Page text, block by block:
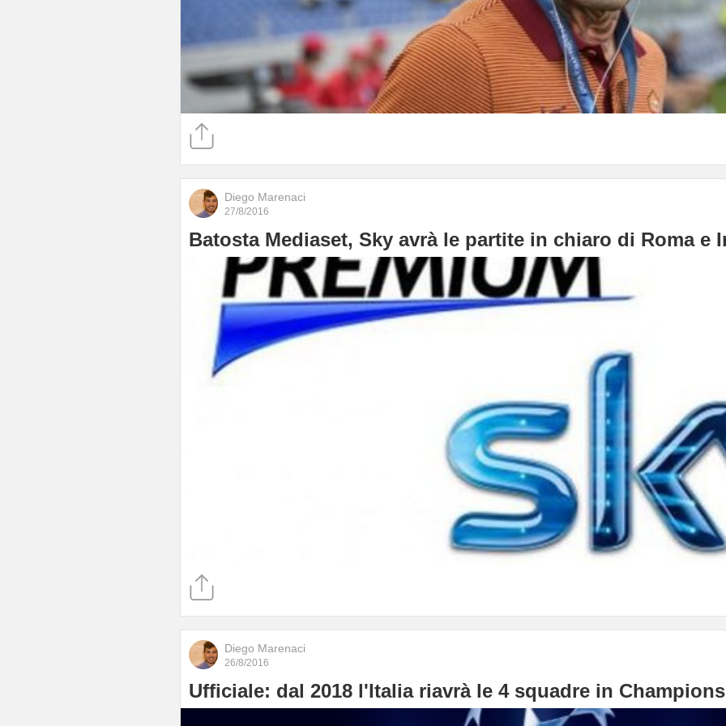
Diego Marenaci
27/8/2016
Batosta Mediaset, Sky avrà le partite in chiaro di Roma e
Diego Marenaci
26/8/2016
Ufficiale: dal 2018 l'Italia riavrà le 4 squadre in